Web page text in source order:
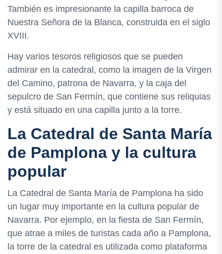
También es impresionante la capilla barroca de
Nuestra Señora de la Blanca, construida en el siglo
XVIII.
Hay varios tesoros religiosos que se pueden
admirar en la catedral, como la imagen de la Virgen
del Camino, patrona de Navarra, y la caja del
sepulcro de San Fermín, que contiene sus reliquias
y está situado en una capilla junto a la torre.
La Catedral de Santa María
de Pamplona y la cultura
popular
La Catedral de Santa María de Pamplona ha sido
un lugar muy importante en la cultura popular de
Navarra. Por ejemplo, en la fiesta de San Fermín,
que atrae a miles de turistas cada año a Pamplona,
la torre de la catedral es utilizada como plataforma